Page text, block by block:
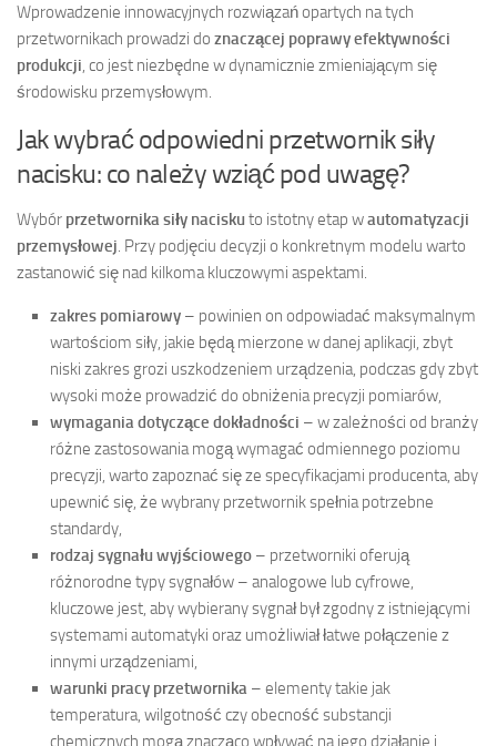
Wprowadzenie innowacyjnych rozwiązań opartych na tych
przetwornikach prowadzi do znaczącej poprawy efektywności
produkcji, co jest niezbędne w dynamicznie zmieniającym się
środowisku przemysłowym.
Jak wybrać odpowiedni przetwornik siły
nacisku: co należy wziąć pod uwagę?
Wybór przetwornika siły naciskuto istotny etap wautomatyzacji
przemysłowej. Przy podjęciu decyzji o konkretnym modelu warto
zastanowić się nad kilkoma kluczowymi aspektami.
zakres pomiarowy – powinien on odpowiadać maksymalnym
wartościom siły, jakie będą mierzone w danej aplikacji, zbyt
niski zakres grozi uszkodzeniem urządzenia, podczas gdy zbyt
wysoki może prowadzić do obniżenia precyzji pomiarów,
wymagania dotyczące dokładności – w zależności od branży
różne zastosowania mogą wymagać odmiennego poziomu
precyzji, warto zapoznać się ze specyfikacjami producenta, aby
upewnić się, że wybrany przetwornik spełnia potrzebne
standardy,
rodzaj sygnału wyjściowego – przetworniki oferują
różnorodne typy sygnałów – analogowe lub cyfrowe,
kluczowe jest, aby wybierany sygnał był zgodny z istniejącymi
systemami automatyki oraz umożliwiał łatwe połączenie z
innymi urządzeniami,
warunki pracy przetwornika – elementy takie jak
temperatura, wilgotność czy obecność substancji
chemicznych mogą znacząco wpływać na jego działanie i